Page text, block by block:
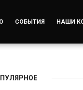
СОБЫТИЯ НАШИ